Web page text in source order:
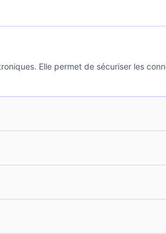
Elle permet de sécuriser les